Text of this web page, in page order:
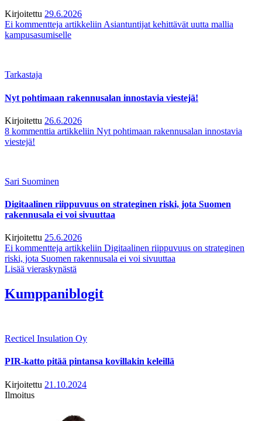
Kirjoitettu 29.6.2026
Ei kommentteja artikkeliin Asiantuntijat kehittävät uutta mallia
kampusasumiselle
Tarkastaja
Nyt pohtimaan rakennusalan innostavia viestejä!
Kirjoitettu 26.6.2026
8 kommenttia artikkeliin Nyt pohtimaan rakennusalan innostavia
viestejä!
Sari Suominen
Digitaalinen riippuvuus on strateginen riski, jota Suomen
rakennusala ei voi sivuuttaa
Kirjoitettu 25.6.2026
Ei kommentteja artikkeliin Digitaalinen riippuvuus on strateginen
riski, jota Suomen rakennusala ei voi sivuuttaa
Lisää vieraskynästä
Kumppaniblogit
Recticel Insulation Oy
PIR-katto pitää pintansa kovillakin keleillä
Kirjoitettu 21.10.2024
Ilmoitus